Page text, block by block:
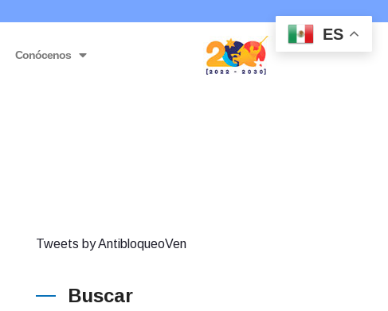
Conócenos
Tweets by AntibloqueoVen
Buscar
ES